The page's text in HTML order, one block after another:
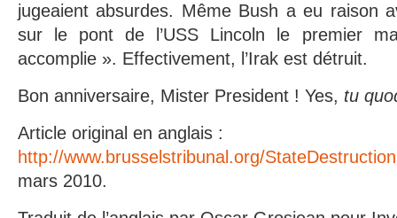
jugeaient absurdes. Même Bush a eu raison
sur le pont de l’USS Lincoln le premier
accomplie ». Effectivement, l’Irak est détruit.
Bon anniversaire, Mister President ! Yes, tu
Article original en anglais :
http://www.brusselstribunal.org/
mars 2010.